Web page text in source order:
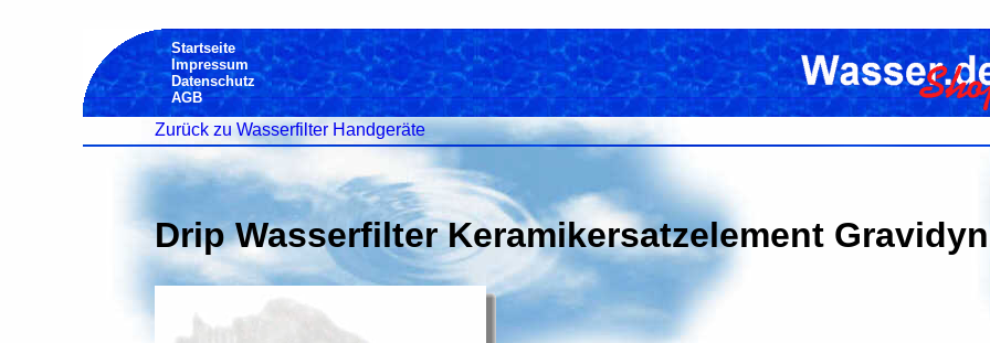
Startseite
Impressum
Datenschutz
AGB
Zurück zu Wasserfilter Handgeräte
Drip Wasserfilter Keramikersatzelement Gravidyn